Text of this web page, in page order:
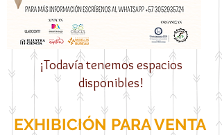
¡Todavía tenemos espacios
disponibles!
EXHIBICIÓN PARA VENTA